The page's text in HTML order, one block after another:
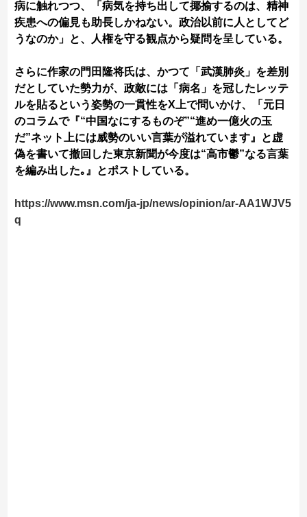
病に触れつつ、「病気を持ち出して揶揄するのは、精神
疾患への偏見も助長しかねない。政治以前に人としてど
うなのか」と、人権を守る観点から疑問を呈している。
さらに作家の門田隆将氏は、かつて「武漢肺炎」を差別
だとしていた勢力が、政敵には「病名」を冠したレッテ
ルを貼るという姿勢の一貫性をX上で問いかけ、「元日
のコラムで『“中国なにするものぞ”“進め一億火の玉
だ”ネット上には威勢のいい言葉が溢れています』と虚
偽を書いて撤回した東京新聞が今度は“高市鬱”なる言葉
を編み出した｡』とポストしている。
https://www.msn.com/ja-jp/news/opinion/ar-AA1WJV5
q